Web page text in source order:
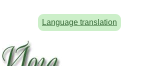
Language translation